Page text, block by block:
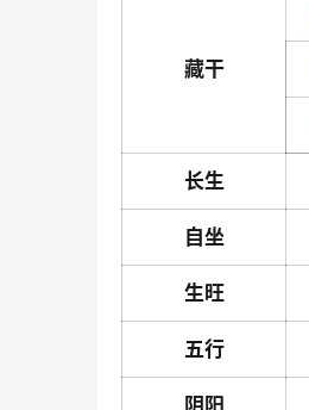
藏干
长生
自坐
生旺
五行
阴阳